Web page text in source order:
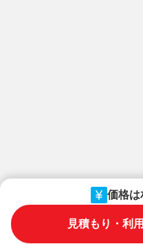
価格は
見積もり・利